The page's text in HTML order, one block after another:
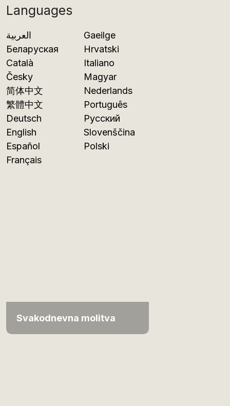
Languages
العربية
Беларуская
Català
Česky
简体中文
繁體中文
Deutsch
English
Español
Français
Gaeilge
Hrvatski
Italiano
Magyar
Nederlands
Português
Русский
Slovenščina
Polski
Svakodnevna molitva